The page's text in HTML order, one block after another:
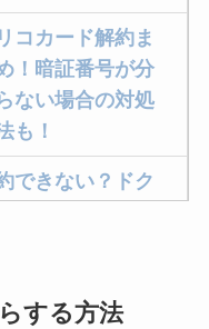
コカード解約ま
！暗証番号が分
ない場合の対処
も！
できない？ドク
ゼプラチナムの
する方法